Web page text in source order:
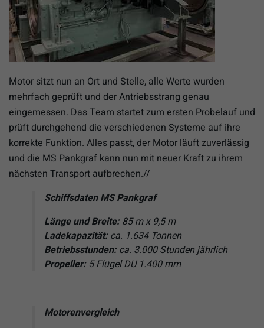
Motor sitzt nun an Ort und Stelle, alle Werte wurden
mehrfach geprüft und der Antriebsstrang genau
eingemessen. Das Team startet zum ersten Probelauf und
prüft durchgehend die verschiedenen Systeme auf ihre
korrekte Funktion. Alles passt, der Motor läuft zuverlässig
und die MS Pankgraf kann nun mit neuer Kraft zu ihrem
nächsten Transport aufbrechen.//
Schiffsdaten MS Pankgraf
Länge und Breite:85 m x 9,5 m
Ladekapazität:ca. 1.634 Tonnen
Betriebsstunden:ca. 3.000 Stunden jährlich
Propeller:5 Flügel DU 1.400 mm
Motorenvergleich